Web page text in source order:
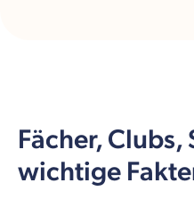
Fächer, Clubs,
wichtige